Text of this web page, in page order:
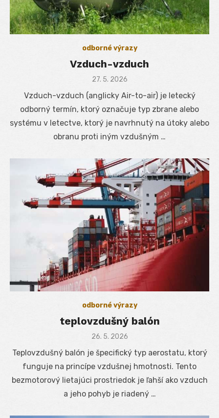
odborné výrazy
Vzduch-vzduch
Posted
27. 5. 2026
Vzduch-vzduch (anglicky Air-to-air) je letecký
odborný termín, ktorý označuje typ zbrane alebo
systému v letectve, ktorý je navrhnutý na útoky alebo
obranu proti iným vzdušným …
odborné výrazy
teplovzdušný balón
Posted
26. 5. 2026
Teplovzdušný balón je špecifický typ aerostatu, ktorý
funguje na princípe vzdušnej hmotnosti. Tento
bezmotorový lietajúci prostriedok je ľahší ako vzduch
a jeho pohyb je riadený …